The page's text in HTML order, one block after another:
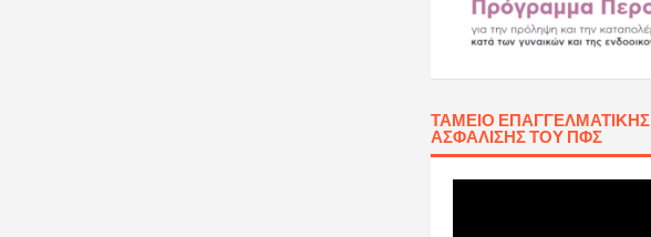
ΤΑΜΕΊΟ ΕΠΑΓΓΕΛΜΑΤΙΚΉΣ
ΑΣΦΆΛΙΣΗΣ ΤΟΥ ΠΦΣ